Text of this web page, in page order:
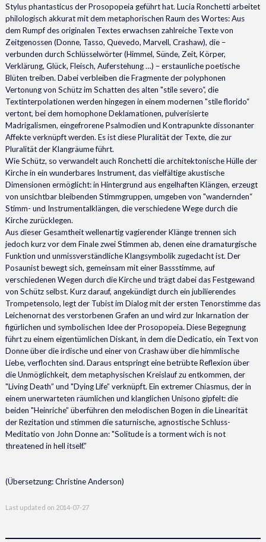
Stylus phantasticus der Prosopopeia geführt hat. Lucia Ronchetti arbeitet
philologisch akkurat mit dem metaphorischen Raum des Wortes: Aus
dem Rumpf des originalen Textes erwachsen zahlreiche Texte von
Zeitgenossen (Donne, Tasso, Quevedo, Marvell, Crashaw), die –
verbunden durch Schlüsselwörter (Himmel, Sünde, Zeit, Körper,
Verklärung, Glück, Fleisch, Auferstehung …) – erstaunliche poetische
Blüten treiben. Dabei verbleiben die Fragmente der polyphonen
Vertonung von Schütz im Schatten des alten "stile severo“, die
Textinterpolationen werden hingegen in einem modernen "stile florido“
vertont, bei dem homophone Deklamationen, pulverisierte
Madrigalismen, eingefrorene Psalmodien und Kontrapunkte dissonanter
Affekte verknüpft werden. Es ist diese Pluralität der Texte, die zur
Pluralität der Klangräume führt.
Wie Schütz, so verwandelt auch Ronchetti die architektonische Hülle der
Kirche in ein wunderbares Instrument, das vielfältige akustische
Dimensionen ermöglicht: in Hintergrund aus engelhaften Klängen, erzeugt
von unsichtbar bleibenden Stimmgruppen, umgeben von "wandernden“
Stimm- und Instrumentalklängen, die verschiedene Wege durch die
Kirche zurücklegen.
Aus dieser Gesamtheit wellenartig vagierender Klänge trennen sich
jedoch kurz vor dem Finale zwei Stimmen ab, denen eine dramaturgische
Funktion und unmissverständliche Klangsymbolik zugedacht ist. Der
Posaunist bewegt sich, gemeinsam mit einer Bassstimme, auf
verschiedenen Wegen durch die Kirche und trägt dabei das Festgewand
von Schütz selbst. Kurz darauf, angekündigt durch ein jubilierendes
Trompetensolo, legt der Tubist im Dialog mit der ersten Tenorstimme das
Leichenornat des verstorbenen Grafen an und wird zur Inkarnation der
figürlichen und symbolischen Idee der Prosopopeia. Diese Begegnung
führt zu einem eigentümlichen Diskant, in dem die Dedicatio, ein Text von
Donne über die irdische und einer von Crashaw über die himmlische
Liebe, verflochten sind. Daraus entspringt eine betrübte Reflexion über
die Unmöglichkeit, dem metaphysischen Kreislauf zu entkommen, der
"Living Death” und "Dying Life” verknüpft. Ein extremer Chiasmus, der in
einem unerwarteten räumlichen und klanglichen Unisono gipfelt: die
beiden "Heinriche” überführen den melodischen Bogen in die Linearität
der Rezitation und stimmen die saturnische, agnostische Schluss-
Meditatio von John Donne an: "Solitude is a torment wich is not
threatened in hell itself.”
(Übersetzung: Christine Anderson)
Last updated on 2014-07-27